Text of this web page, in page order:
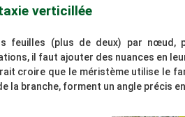
verticillée
feuilles (plus de deux) par
il faut ajouter des nuances en
croire que le méristème utilise le
la branche, forment un angle précis